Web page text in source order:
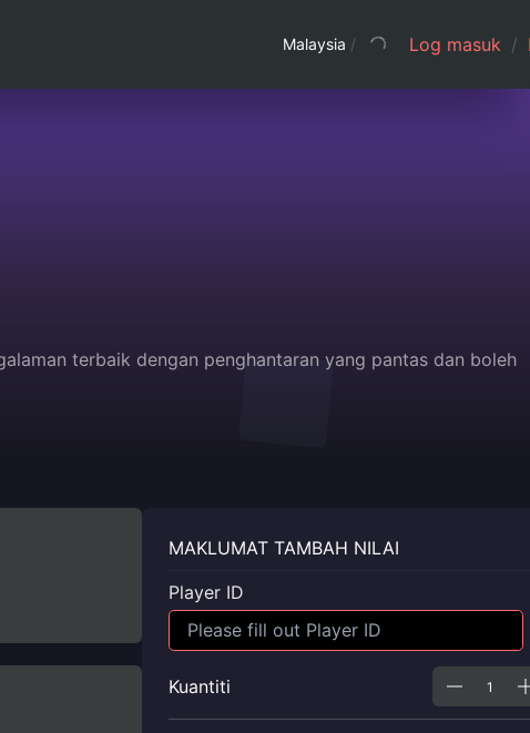
Malaysia / Log masuk /
terbaik dengan penghantaran yang pantas dan boleh
MAKLUMAT TAMBAH NILAI
Player ID
Kuantiti